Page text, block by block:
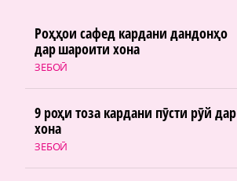
ЗЕБОӢ
Роҳҳои сафед кардани дандонҳо
дар шароити хона
ЗЕБОӢ
9 роҳи тоза кардани пӯсти рӯй дар
хона